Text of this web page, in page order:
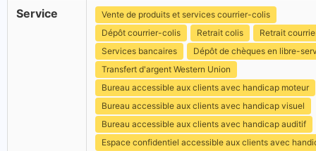
Service
Vente de produits et services courrier-colis
Dépôt courrier-colis
Retrait colis
Retrait
Services bancaires
Dépôt de chèques en libre-
Transfert d'argent Western Union
Bureau accessible aux clients avec handicap moteur
Bureau accessible aux clients avec handicap visuel
Bureau accessible aux clients avec handicap auditif
Espace confidentiel accessible aux clients avec